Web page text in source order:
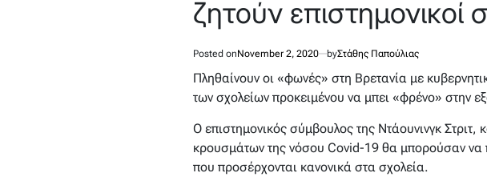
ζητούν
Posted onNovember 2, 2020 byΣτάθης Παπούλιας
Πληθαίνουν οι «φωνές» στη Βρετανία με
των σχολείων προκειμένου να μπει «φρένο» στην
Ο επιστημονικός σύμβουλος της Ντάουνινγκ Στριτ,
κρουσμάτων της νόσου Covid-19 θα μπορούσαν
που προσέρχονται κανονικά στα σχολεία.